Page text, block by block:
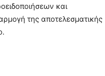
και
της αποτελεσματικής